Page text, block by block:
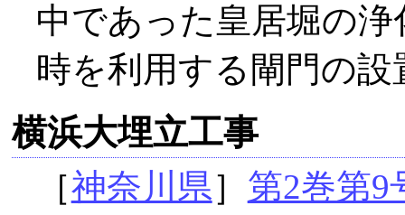
中であった皇居堀の
時を利用する閘門の
横浜大埋立工事
［神奈川県］ 第2巻第9